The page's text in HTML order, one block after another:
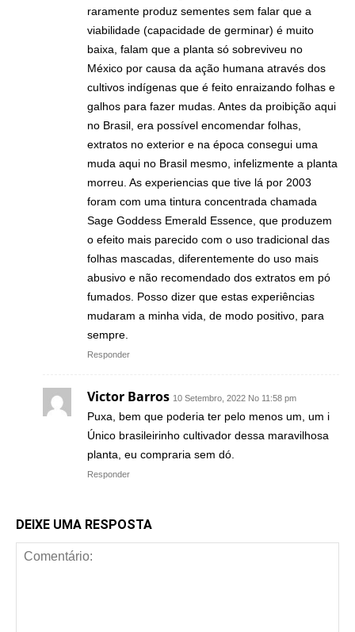
raramente produz sementes sem falar que a
viabilidade (capacidade de germinar) é muito
baixa, falam que a planta só sobreviveu no
México por causa da ação humana através dos
cultivos indígenas que é feito enraizando folhas e
galhos para fazer mudas. Antes da proibição aqui
no Brasil, era possível encomendar folhas,
extratos no exterior e na época consegui uma
muda aqui no Brasil mesmo, infelizmente a planta
morreu. As experiencias que tive lá por 2003
foram com uma tintura concentrada chamada
Sage Goddess Emerald Essence, que produzem
o efeito mais parecido com o uso tradicional das
folhas mascadas, diferentemente do uso mais
abusivo e não recomendado dos extratos em pó
fumados. Posso dizer que estas experiências
mudaram a minha vida, de modo positivo, para
sempre.
Responder
Victor Barros 10 Setembro, 2022 No 11:58 pm
Puxa, bem que poderia ter pelo menos um, um i
Único brasileirinho cultivador dessa maravilhosa
planta, eu compraria sem dó.
Responder
DEIXE UMA RESPOSTA